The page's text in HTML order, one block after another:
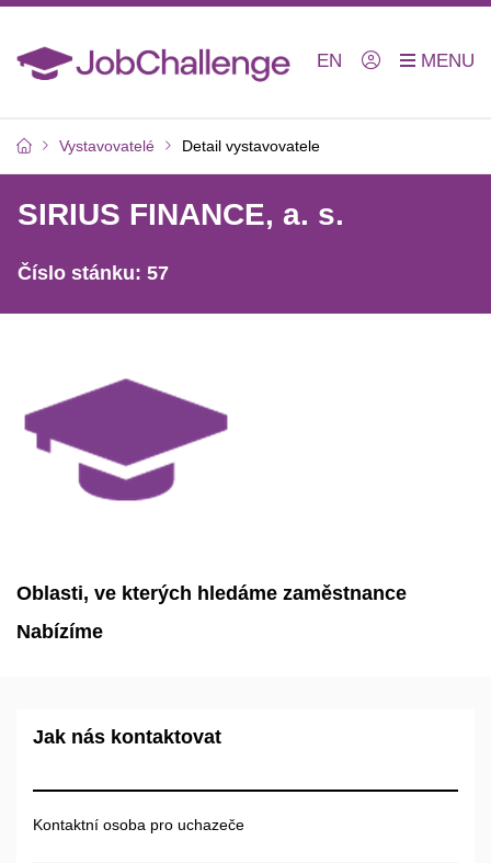
EN
Vystavovatelé Detail vystavovatele
SIRIUS FINANCE, a. s.
Číslo stánku: 57
Oblasti, ve kterých hledáme zaměstnance
Nabízíme
Jak nás kontaktovat
Kontaktní osoba pro uchazeče